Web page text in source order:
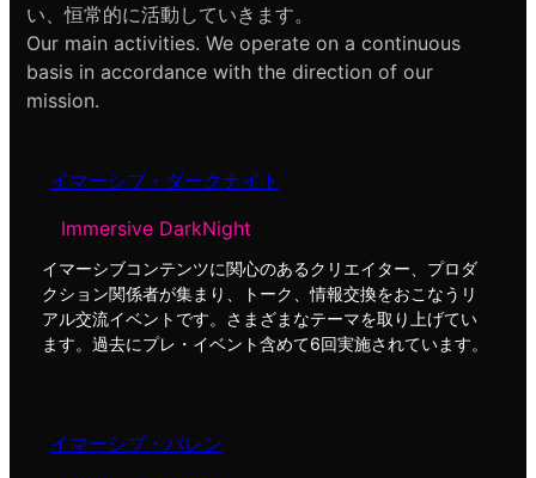
い、恒常的に活動していきます。
Our main activities. We operate on a continuous
basis in accordance with the direction of our
mission.
イマーシブ・ダークナイト
Immersive DarkNight
イマーシブコンテンツに関心のあるクリエイター、プロダ
クション関係者が集まり、トーク、情報交換をおこなうリ
アル交流イベントです。さまざまなテーマを取り上げてい
ます。過去にプレ・イベント含めて6回実施されています。
イマーシブ・バレン